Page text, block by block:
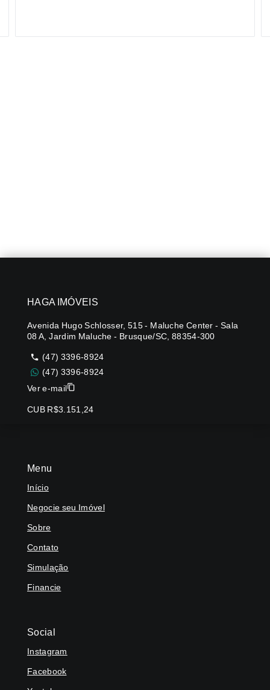
Menu
Início
Negocie seu Imóvel
Sobre
Contato
Simulação
Financie
Social
Instagram
Facebook
HAGA IMÓVEIS
Avenida Hugo Schlosser, 515 - Maluche Center - Sala
08 A, Jardim Maluche - Brusque/SC, 88354-300
(47) 3396-8924
(47) 3396-8924
Ver e-mail
CUB R$3.151,24